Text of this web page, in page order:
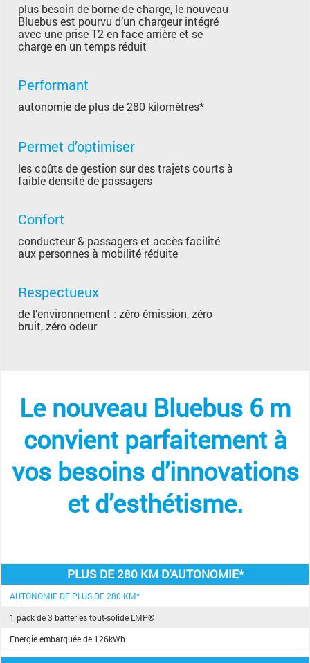
plus besoin de borne de charge, le nouveau
Bluebus est pourvu d’un chargeur intégré
avec une prise T2 en face arrière et se
charge en un temps réduit
Performant
autonomie de plus de 280 kilomètres*
Permet d’optimiser
les coûts de gestion sur des trajets courts à
faible densité de passagers
Confort
conducteur & passagers et accès facilité
aux personnes à mobilité réduite
Respectueux
de l’environnement : zéro émission, zéro
bruit, zéro odeur
Le nouveau Bluebus 6 m
convient parfaitement à
vos besoins d’innovations
et d’esthétisme.
PLUS DE 280 KM D’AUTONOMIE*​
AUTONOMIE DE PLUS DE 280 KM*
1 pack de 3 batteries tout-solide LMP®
Energie embarquée de 126kWh